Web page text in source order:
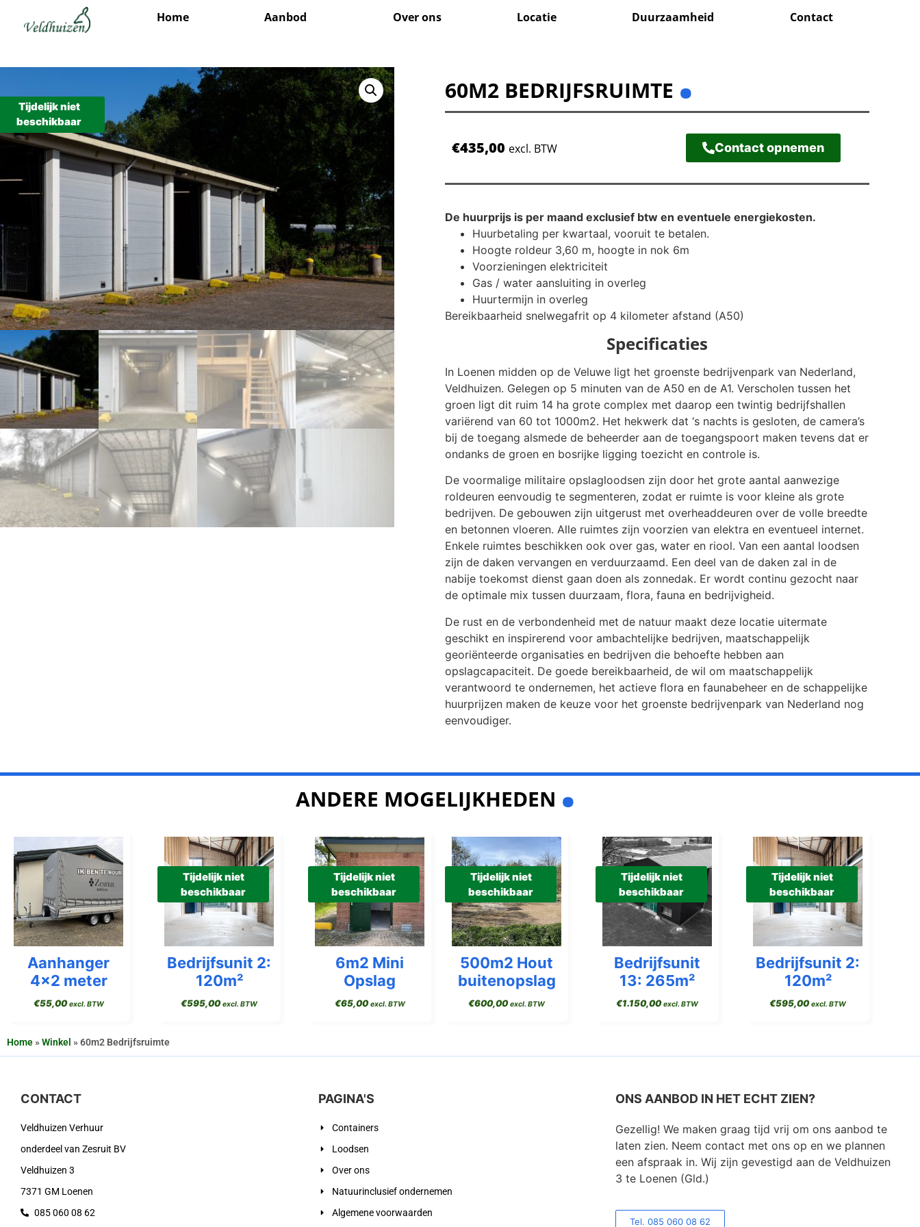
Home Aanbod Over ons Locatie Duurzaamheid Contact
Tijdelijk niet
beschikbaar
60M2 BEDRIJFSRUIMTE .
€435,00 excl. BTW Contact opnemen
De huurprijs is per maand exclusief btw en eventuele energiekosten.
Huurbetaling per kwartaal, vooruit te betalen.
Hoogte roldeur 3,60 m, hoogte in nok 6m
Voorzieningen elektriciteit
Gas / water aansluiting in overleg
Huurtermijn in overleg
Bereikbaarheid snelwegafrit op 4 kilometer afstand (A50)
Specificaties
In Loenen midden op de Veluwe ligt het groenste bedrijvenpark van Nederland,
Veldhuizen. Gelegen op 5 minuten van de A50 en de A1. Verscholen tussen het
groen ligt dit ruim 14 ha grote complex met daarop een twintig bedrijfshallen
variërend van 60 tot 1000m2. Het hekwerk dat ‘s nachts is gesloten, de camera’s
bij de toegang alsmede de beheerder aan de toegangspoort maken tevens dat er
ondanks de groen en bosrijke ligging toezicht en controle is.
De voormalige militaire opslagloodsen zijn door het grote aantal aanwezige
roldeuren eenvoudig te segmenteren, zodat er ruimte is voor kleine als grote
bedrijven. De gebouwen zijn uitgerust met overheaddeuren over de volle breedte
en betonnen vloeren. Alle ruimtes zijn voorzien van elektra en eventueel internet.
Enkele ruimtes beschikken ook over gas, water en riool. Van een aantal loodsen
zijn de daken vervangen en verduurzaamd. Een deel van de daken zal in de
nabije toekomst dienst gaan doen als zonnedak. Er wordt continu gezocht naar
de optimale mix tussen duurzaam, flora, fauna en bedrijvigheid.
De rust en de verbondenheid met de natuur maakt deze locatie uitermate
geschikt en inspirerend voor ambachtelijke bedrijven, maatschappelijk
georiënteerde organisaties en bedrijven die behoefte hebben aan
opslagcapaciteit. De goede bereikbaarheid, de wil om maatschappelijk
verantwoord te ondernemen, het actieve flora en faunabeheer en de schappelijke
huurprijzen maken de keuze voor het groenste bedrijvenpark van Nederland nog
eenvoudiger.
ANDERE MOGELIJKHEDEN.
Aanhanger
4×2 meter
€55,00 excl. BTW
Tijdelijk niet
beschikbaar
Bedrijfsunit 2:
120m²
€595,00 excl. BTW
Tijdelijk niet
beschikbaar
6m2 Mini
Opslag
€65,00 excl. BTW
Tijdelijk niet
beschikbaar
500m2 Hout
buitenopslag
€600,00 excl. BTW
Tijdelijk niet
beschikbaar
Bedrijfsunit
13: 265m²
€1.150,00 excl. BTW
Tijdelijk niet
beschikbaar
Bedrijfsunit 2:
120m²
€595,00 excl. BTW
Home»Winkel »60m2 Bedrijfsruimte
CONTACT
Veldhuizen Verhuur
onderdeel van Zesruit BV
Veldhuizen 3
7371 GM Loenen
085 060 08 62
PAGINA'S
Containers
Loodsen
Over ons
Natuurinclusief ondernemen
Algemene voorwaarden
ONS AANBOD IN HET ECHT ZIEN?
Gezellig! We maken graag tijd vrij om ons aanbod te
laten zien. Neem contact met ons op en we plannen
een afspraak in. Wij zijn gevestigd aan de Veldhuizen
3 te Loenen (Gld.)
Tel. 085 060 08 62